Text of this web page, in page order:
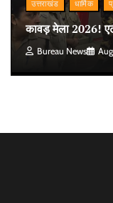
उत्तराखंड धार्मिक
कावड़ मेला 2026!
Bureau News